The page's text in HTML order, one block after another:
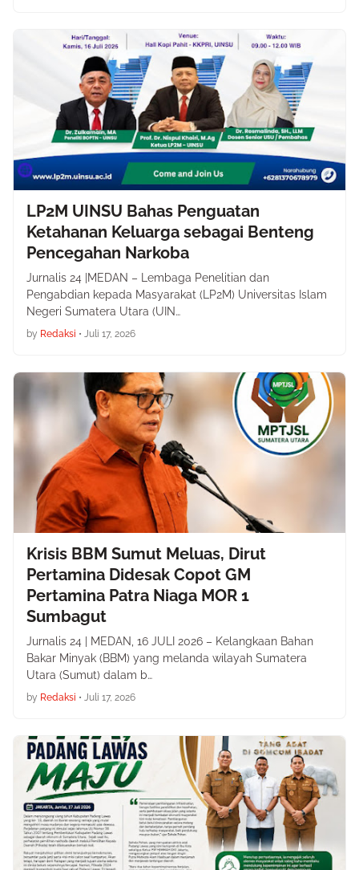
LP2M UINSU Bahas Penguatan
Ketahanan Keluarga sebagai Benteng
Pencegahan Narkoba
Jurnalis 24 |MEDAN – Lembaga Penelitian dan
Pengabdian kepada Masyarakat (LP2M) Universitas Islam
Negeri Sumatera Utara (UIN…
by Redaksi • Juli 17, 2026
Krisis BBM Sumut Meluas, Dirut
Pertamina Didesak Copot GM
Pertamina Patra Niaga MOR 1
Sumbagut
Jurnalis 24 | MEDAN, 16 JULI 2026 – Kelangkaan Bahan
Bakar Minyak (BBM) yang melanda wilayah Sumatera
Utara (Sumut) dalam b…
by Redaksi • Juli 17, 2026